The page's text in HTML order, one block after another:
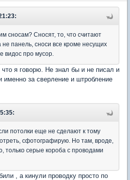
сносам? Сносят, то, что считают
панель, сноси все кроме несущих
видос про мусор.
я говорю. Не знал бы и не писал и
именно за сверление и штробление
потолки еще не сделают к тому
сфотографирую. Но там, вроде,
только серые короба с проводами
, а кинули проводку просто по